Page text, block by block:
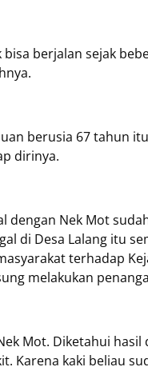
berjalan sejak
berusia 67 tahun
dirinya.
dengan Nek Mot
di Desa Lalang itu
terhadap
melakukan
Mot. Diketahui hasil
Karena kaki beliau